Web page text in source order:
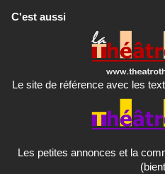
C'est aussi
Le site de référence avec les
Les petites annonces et la